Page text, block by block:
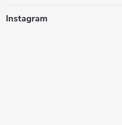
Instagram